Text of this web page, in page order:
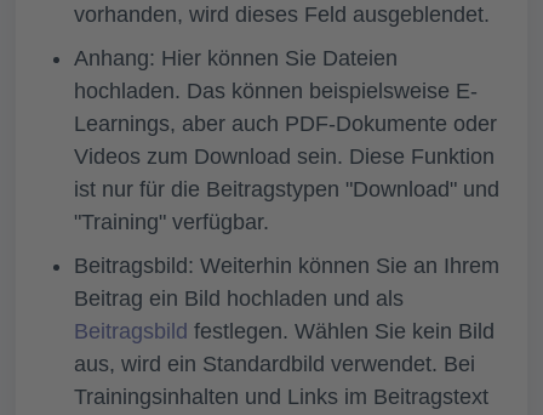
vorhanden, wird dieses Feld ausgeblendet.
Anhang: Hier können Sie Dateien
hochladen. Das können beispielsweise E-
Learnings, aber auch PDF-Dokumente oder
Videos zum Download sein. Diese Funktion
ist nur für die Beitragstypen "Download" und
"Training" verfügbar.
Beitragsbild: Weiterhin können Sie an Ihrem
Beitrag ein Bild hochladen und als
Beitragsbild festlegen. Wählen Sie kein Bild
aus, wird ein Standardbild verwendet. Bei
Trainingsinhalten und Links im Beitragstext